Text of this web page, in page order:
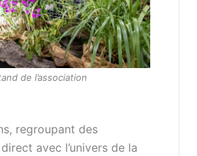
de l’association
regroupant des
avec l’univers de la